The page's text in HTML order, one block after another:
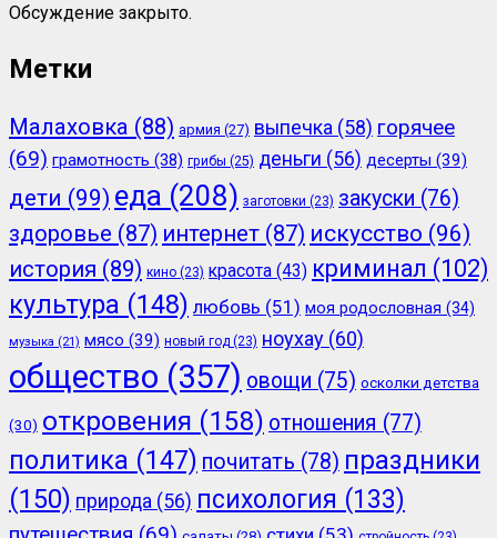
Обсуждение закрыто.
Метки
Малаховка (88) армия (27) выпечка (58) горячее
(69) грамотность (38) грибы (25) деньги (56) десерты (39)
дети (99) еда (208) заготовки (23) закуски (76)
здоровье (87) интернет (87) искусство (96)
история (89) кино (23) красота (43) криминал (102)
культура (148) любовь (51) моя родословная (34)
музыка (21) мясо (39) новый год (23) ноухау (60)
общество (357) овощи (75) осколки детства
(30) откровения (158) отношения (77)
политика (147) почитать (78) праздники
(150) природа (56) психология (133)